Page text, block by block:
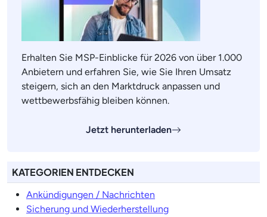
Erhalten Sie MSP-Einblicke für 2026 von über 1.000
Anbietern und erfahren Sie, wie Sie Ihren Umsatz
steigern, sich an den Marktdruck anpassen und
wettbewerbsfähig bleiben können.
Jetzt herunterladen
KATEGORIEN ENTDECKEN
Ankündigungen / Nachrichten
Sicherung und Wiederherstellung